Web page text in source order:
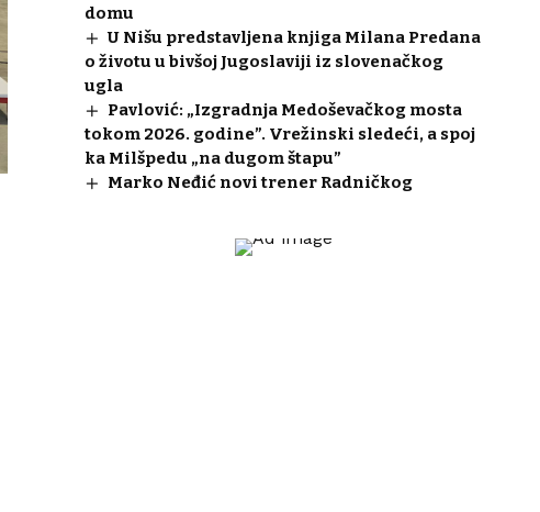
domu
U Nišu predstavljena knjiga Milana Predana
o životu u bivšoj Jugoslaviji iz slovenačkog
ugla
Pavlović: „Izgradnja Medoševačkog mosta
tokom 2026. godine”. Vrežinski sledeći, a spoj
ka Milšpedu „na dugom štapu”
Marko Neđić novi trener Radničkog